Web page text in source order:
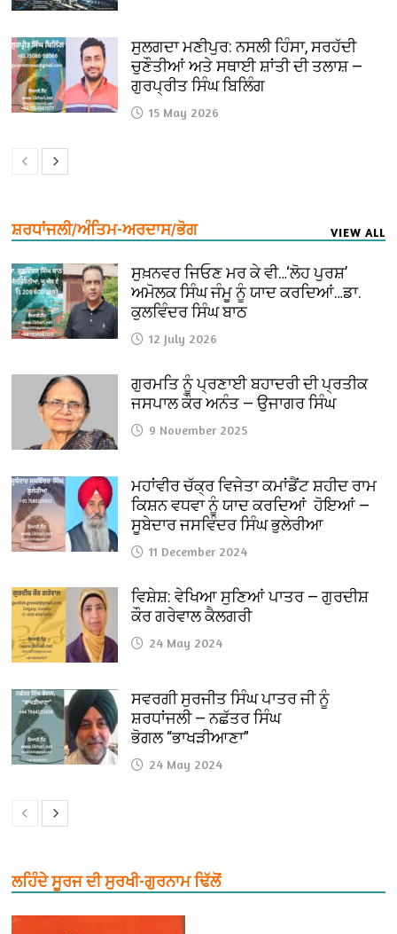
ਸੁਲਗਦਾ ਮਣੀਪੁਰ: ਨਸਲੀ ਹਿੰਸਾ, ਸਰਹੱਦੀ
ਚੁਣੌਤੀਆਂ ਅਤੇ ਸਥਾਈ ਸ਼ਾਂਤੀ ਦੀ ਤਲਾਸ਼ —
ਗੁਰਪ੍ਰੀਤ ਸਿੰਘ ਬਿਲਿੰਗ
15 May 2026
ਸ਼ਰਧਾਂਜਲੀ/ਅੰਤਿਮ-ਅਰਦਾਸ/ਭੋਗ VIEW ALL
ਸੁਖ਼ਨਵਰ ਜਿਓਣ ਮਰ ਕੇ ਵੀ…‘ਲੋਹ ਪੁਰਸ਼’
ਅਮੋਲਕ ਸਿੰਘ ਜੰਮੂ ਨੂੰ ਯਾਦ ਕਰਦਿਆਂ…ਡਾ.
ਕੁਲਵਿੰਦਰ ਸਿੰਘ ਬਾਠ
12 July 2026
ਗੁਰਮਤਿ ਨੂੰ ਪ੍ਰਣਾਈ ਬਹਾਦਰੀ ਦੀ ਪ੍ਰਤੀਕ
ਜਸਪਾਲ ਕੌਰ ਅਨੰਤ — ਉਜਾਗਰ ਸਿੰਘ
9 November 2025
ਮਹਾਂਵੀਰ ਚੱਕ੍ਰ ਵਿਜੇਤਾ ਕਮਾਂਡੈਂਟ ਸ਼ਹੀਦ ਰਾਮ
ਕਿਸ਼ਨ ਵਧਵਾ ਨੂੰ ਯਾਦ ਕਰਦਿਆਂ ਹੋਇਆਂ —
ਸੂਬੇਦਾਰ ਜਸਵਿੰਦਰ ਸਿੰਘ ਭੁਲੇਰੀਆ
11 December 2024
ਵਿਸ਼ੇਸ਼: ਵੇਖਿਆ ਸੁਣਿਆਂ ਪਾਤਰ — ਗੁਰਦੀਸ਼
ਕੌਰ ਗਰੇਵਾਲ ਕੈਲਗਰੀ
24 May 2024
ਸਵਰਗੀ ਸੁਰਜੀਤ ਸਿੰਘ ਪਾਤਰ ਜੀ ਨੂੰ
ਸ਼ਰਧਾਂਜਲੀ — ਨਛੱਤਰ ਸਿੰਘ
ਭੋਗਲ “ਭਾਖੜੀਆਣਾ”
24 May 2024
ਲਹਿੰਦੇ ਸੂਰਜ ਦੀ ਸੁਰਖੀ-ਗੁਰਨਾਮ ਢਿੱਲੋਂ